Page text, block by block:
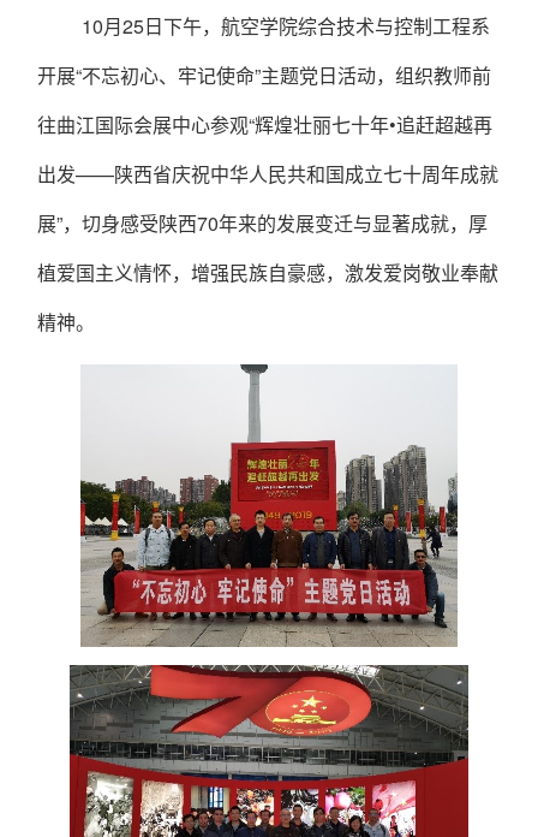
10月25日下午，航空学院综合技术与控制工程系
开展“不忘初心、牢记使命”主题党日活动，组织教师前
往曲江国际会展中心参观“辉煌壮丽七十年•追赶超越再
出发——陕西省庆祝中华人民共和国成立七十周年成就
展”，切身感受陕西70年来的发展变迁与显著成就，厚
植爱国主义情怀，增强民族自豪感，激发爱岗敬业奉献
精神。